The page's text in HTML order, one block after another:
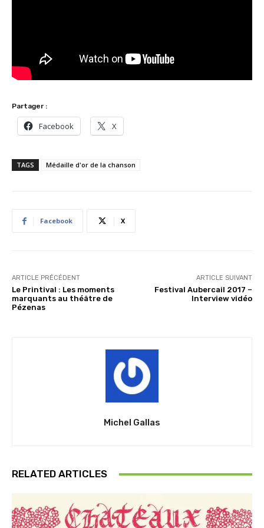
Partager :
Facebook X
TAGS Médaille d'or de la chanson
Facebook X
ARTICLE PRÉCÉDENT
Le Printival : Les moments
marquants au théâtre de
Pézenas
ARTICLE SUIVANT
Festival Aubercail 2017 –
Interview vidéo
Michel Gallas
RELATED ARTICLES